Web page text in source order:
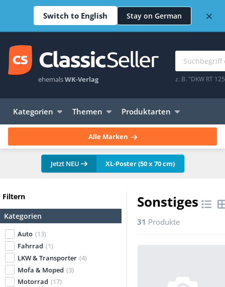
Switch to English Stay on German ×
ehemalsWK-Verlag z. B. "DKW RT
Kategorien Themen Produktarten
Alle Marken
Jetzt NEU XL-Poster (50 x 70 cm)
Filtern
Kategorien
Auto (13)
Fahrrad (1)
LKW & Transporter (4)
Mofa & Moped (3)
Motorrad (17)
Sonstiges
31 Produkte